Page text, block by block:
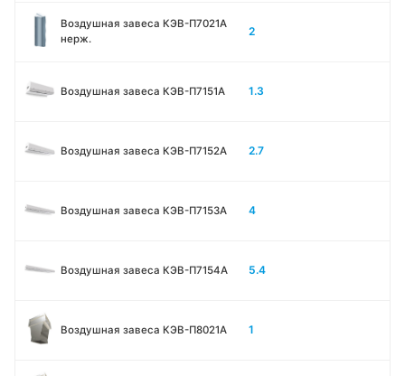
Воздушная завеса КЭВ-П7021A
нерж.
2
Воздушная завеса КЭВ-П7151A 1.3
Воздушная завеса КЭВ-П7152A 2.7
Воздушная завеса КЭВ-П7153A 4
Воздушная завеса КЭВ-П7154A 5.4
Воздушная завеса КЭВ-П8021A 1